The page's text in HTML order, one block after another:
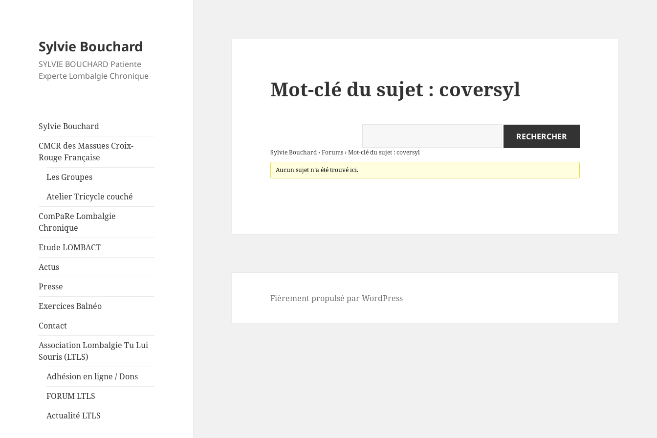
Sylvie Bouchard
SYLVIE BOUCHARD Patiente
Experte Lombalgie Chronique
Sylvie Bouchard
CMCR des Massues Croix-
Rouge Française
Les Groupes
Atelier Tricycle couché
ComPaRe Lombalgie
Chronique
Etude LOMBACT
Actus
Presse
Exercices Balnéo
Contact
Association Lombalgie Tu Lui
Souris (LTLS)
Adhésion en ligne / Dons
FORUM LTLS
Actualité LTLS
Mot-clé du sujet : coversyl
Sylvie Bouchard ›Forums ›Mot-clé du sujet : coversyl
Aucun sujet n’a été trouvé ici.
Fièrement propulsé par WordPress